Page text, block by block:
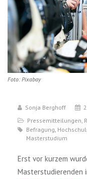
Foto: Pixabay
Sonja Berghoff
Pressemitteilungen
Befragung
Masterstudium
Erst vor kurzem
Masterstudierenden